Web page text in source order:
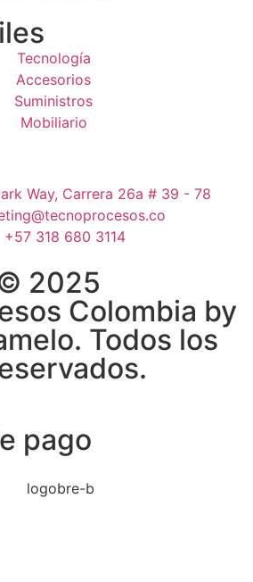
Tecnología
Accesorios
Suministros
Mobiliario
Way, Carrera 26a # 39 - 78
+57 318 680 3114
2025
Colombia by
Todos los
pago